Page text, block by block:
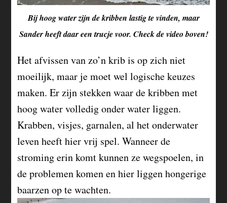
Bij hoog water zijn de kribben lastig te vinden, maar
Sander heeft daar een trucje voor. Check de video boven!
Het afvissen van zo’n krib is op zich niet
moeilijk, maar je moet wel logische keuzes
maken. Er zijn stekken waar de kribben met
hoog water volledig onder water liggen.
Krabben, visjes, garnalen, al het onderwater
leven heeft hier vrij spel. Wanneer de
stroming erin komt kunnen ze wegspoelen, in
de problemen komen en hier liggen hongerige
baarzen op te wachten.